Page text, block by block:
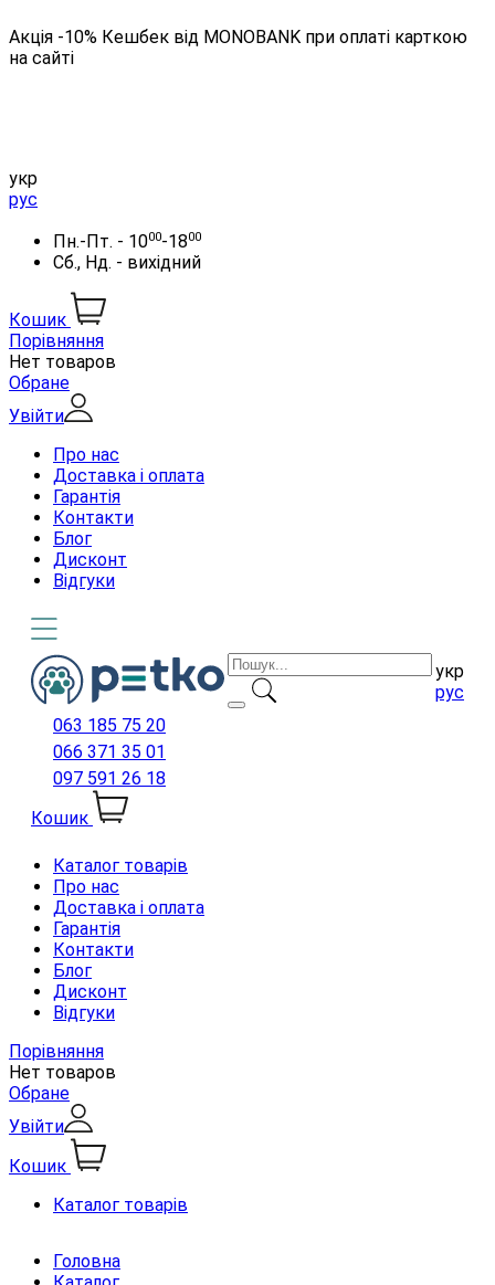
Акція -10% Кешбек від MONOBANK при оплаті карткою
на сайті
укр
рус
Пн.-Пт. - 1000-1800
Сб., Нд. - вихідний
Кошик
Порівняння
Нет товаров
Обране
Увійти
Про нас
Доставка і оплата
Гарантія
Контакти
Блог
Дисконт
Відгуки
укр
рус
063 185 75 20
066 371 35 01
097 591 26 18
Кошик
Каталог товарів
Про нас
Доставка і оплата
Гарантія
Контакти
Блог
Дисконт
Відгуки
Порівняння
Нет товаров
Обране
Увійти
Кошик
Каталог товарів
Головна